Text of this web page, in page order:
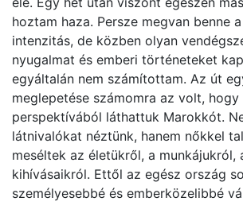
hoztam haza. Persze megvan benne
intenzitás, de közben olyan
nyugalmat és emberi történeteket
egyáltalán nem számítottam. Az út
meglepetése számomra az volt, hogy
perspektívából láthattuk Marokkót.
látnivalókat néztünk, hanem nőkkel
meséltek az életükről, a munkájukról,
kihívásaikról. Ettől az egész ország
személyesebbé és emberközelibbé